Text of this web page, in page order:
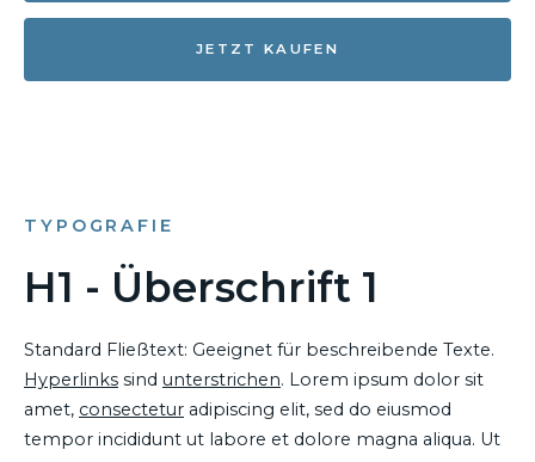
JETZT KAUFEN
TYPOGRAFIE
H1 - Überschrift 1
Standard Fließtext: Geeignet für beschreibende Texte.
Hyperlinks sind unterstrichen. Lorem ipsum dolor sit
amet, consectetur adipiscing elit, sed do eiusmod
tempor incididunt ut labore et dolore magna aliqua. Ut